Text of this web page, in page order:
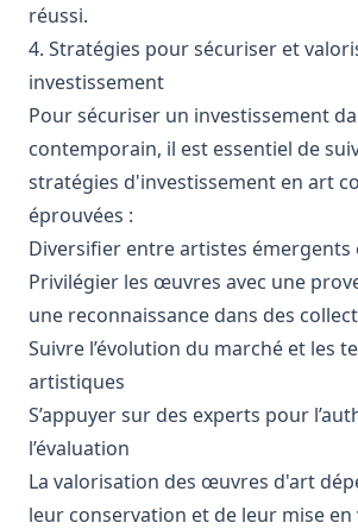
réussi.
4. Stratégies pour sécuriser et
investissement
Pour sécuriser un investissement
contemporain, il est essentiel de
stratégies d'investissement en art
éprouvées :
Diversifier entre artistes émergents
Privilégier les œuvres avec une
une reconnaissance dans des
Suivre l’évolution du marché et les
artistiques
S’appuyer sur des experts pour
l’évaluation
La valorisation des œuvres d'art
leur conservation et de leur mise en